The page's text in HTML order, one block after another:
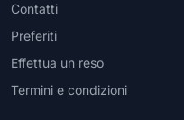
Contatti
Preferiti
Effettua un reso
Termini e condizioni